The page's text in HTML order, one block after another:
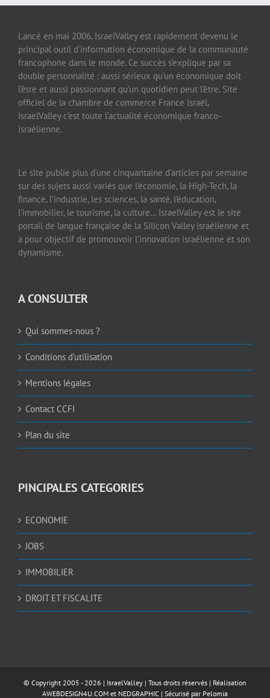
Lancé en mai 2006, IsraelValley est rapidement devenu le
principal outil d’information économique de la communauté
francophone dans le monde. Ce succès s’explique par sa
double personnalité : aussi sérieux qu’un économique doit
l’être et aussi passionnant qu’un quotidien peut l’être. Site
officiel de la chambre de commerce France Israël,
IsraelValley c’est toute l’actualité économique franco-
israélienne.
Le site publie plus d’une cinquantaine d’articles par semaine
sur des sujets aussi variés que l’économie, la High-Tech, la
finance, l’industrie, les sciences, la santé, l’éducation,
l’immobilier, le tourisme, la culture… IsraelValley est le site
portail de langue française de la Silicon Valley israélienne et
a pour objectif de promouvoir l’innovation israélienne et son
dynamisme.
A CONSULTER
Qui sommes-nous ?
Conditions d’utilisation
Mentions légales
Contact CCFI
Plan du site
PINCIPALES CATEGORIES
ECONOMIE
JOBS
IMMOBILIER
DROIT ET FISCALITE
© Copyright 2005 - 2026 | IsraelValley | Tous droits réservés | Réalisation
AWEBDESIGN4U.COM et NEDGRAPHIC | Sécurisé par Pelomia